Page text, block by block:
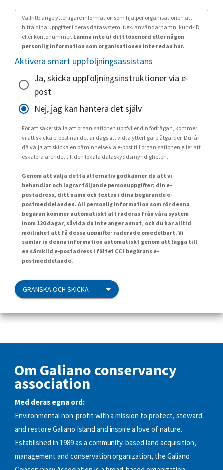
Valfritt: ange ytterligare information som hjälper organisationen att
hitta dina uppgifter i deras datasystem, t.ex. användarnamn, kund-ID
eller kontonummer. Lämna inte ut ditt lösenord eller någon
personlig information som organisationen inte redan har.
Aktivera smart uppföljningsassistans
Ja, skicka uppföljningsinstruktioner via e-
post
Nej, jag kan hantera det själv
För att säkerställa att organisationen uppfyller din förfrågan, kommer
vi att skicka e-post när det är dags att vidta ytterligare åtgärder. Du får
då välja att skicka en påminnelse via e-post till organisationen eller att
eskalera ärendet till den lokala dataskyddsmyndigheten.
Genom att välja detta alternativ godkänner du att vi
behandlar och lagrar följande personuppgifter: din e-
postadress, ditt namn och texten i dina begärande e-
postmeddelanden. All personlig information som rör denna
begäran kommer automatiskt att raderas från våra system
inom 120 dagar, såvida du inte anger annat, och du har alltid
möjlighet att få dessa uppgifter raderade omedelbart. Vi
samlar in denna information automatiskt genom att lägga till
en särskild e-postadress i fältet CC i begärans e-
postmeddelande.
GRANSKA OCH SKICKA
Om Galiano conservancy
association
Med deras egna ord:
Environmental non-profit with a mission to protect, steward
and restore Galiano Island and inspire a love of nature.
Established in 1989 as a community-based land acquisition,
management and conservation organization, the Galiano